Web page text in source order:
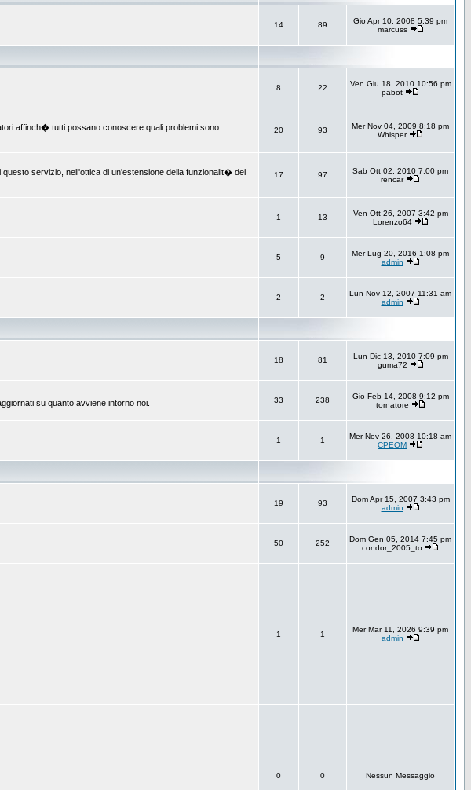
14 89
Gio Apr 10, 2008 5:39 pm
marcuss
8 22
Ven Giu 18, 2010 10:56 pm
pabot
affinch� tutti possano conoscere quali problemi sono
20 93
Mer Nov 04, 2009 8:18 pm
Whisper
servizio, nell'ottica di un'estensione della funzionalit� dei
17 97
Sab Ott 02, 2010 7:00 pm
rencar
1 13
Ven Ott 26, 2007 3:42 pm
Lorenzo64
5 9
Mer Lug 20, 2016 1:08 pm
admin
2 2
Lun Nov 12, 2007 11:31 am
admin
18 81
Lun Dic 13, 2010 7:09 pm
guma72
su quanto avviene intorno noi. 33 238
Gio Feb 14, 2008 9:12 pm
tornatore
1 1
Mer Nov 26, 2008 10:18 am
CPEOM
19 93
Dom Apr 15, 2007 3:43 pm
admin
50 252
Dom Gen 05, 2014 7:45 pm
condor_2005_to
1 1
Mer Mar 11, 2026 9:39 pm
admin
0 0 Nessun Messaggio